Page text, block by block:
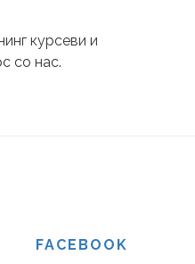
курсеви и
со нас.
FACEBOOK